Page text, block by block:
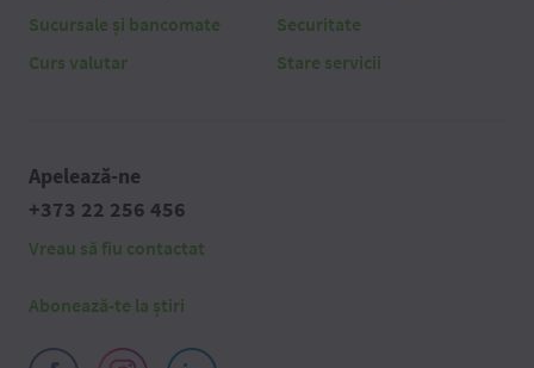
Sucursale și bancomate
Curs valutar
Securitate
Stare servicii
Apelează-ne
+373 22 256 456
Vreau să fiu contactat
Abonează-te la știri